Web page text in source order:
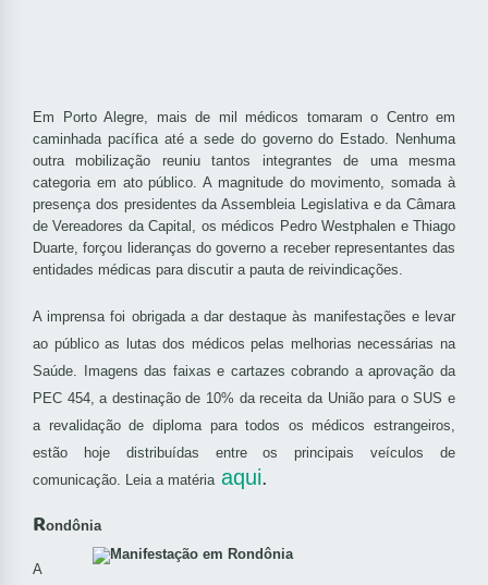
Em Porto Alegre, mais de mil médicos tomaram o Centro em
caminhada pacífica até a sede do governo do Estado. Nenhuma
outra mobilização reuniu tantos integrantes de uma mesma
categoria em ato público. A magnitude do movimento, somada à
presença dos presidentes da Assembleia Legislativa e da Câmara
de Vereadores da Capital, os médicos Pedro Westphalen e Thiago
Duarte, forçou lideranças do governo a receber representantes das
entidades médicas para discutir a pauta de reivindicações.
A imprensa foi obrigada a dar destaque às manifestações e levar
ao público as lutas dos médicos pelas melhorias necessárias na
Saúde. Imagens das faixas e cartazes cobrando a aprovação da
PEC 454, a destinação de 10% da receita da União para o SUS e
a revalidação de diploma para todos os médicos estrangeiros,
estão hoje distribuídas entre os principais veículos de
comunicação. Leia a matéria aqui.
Rondônia
A